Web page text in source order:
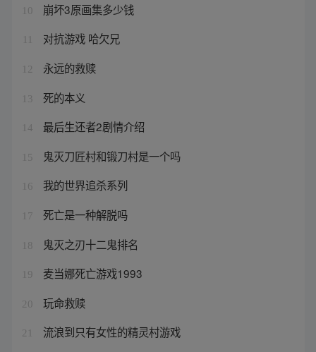
10 崩坏3原画集多少钱
对抗游戏 哈欠兄
12 永远的救赎
13 死的本义
14 最后生还者2剧情介绍
15 鬼灭刀匠村和锻刀村是一个吗
16 我的世界追杀系列
17 死亡是一种解脱吗
18 鬼灭之刃十二鬼排名
19 麦当娜死亡游戏1993
20 玩命救赎
21 流浪到只有女性的精灵村游戏